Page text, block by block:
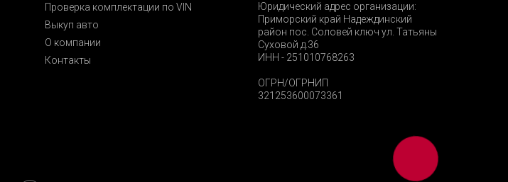
Проверка комплектации по VIN
Выкуп авто
О компании
Контакты
Юридический адрес организации:
Приморский край Надеждинский
район пос. Соловей ключ ул. Татьяны
Суховой д.36
ИНН - 251010768263
ОГРН/ОГРНИП
321253600073361